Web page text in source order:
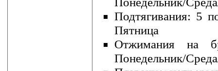
Подтягивания: 5
Пятница
Отжимания на
Понедельник/